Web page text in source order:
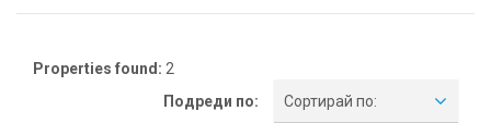
Properties found: 2
Подреди по:
Сортирай по: